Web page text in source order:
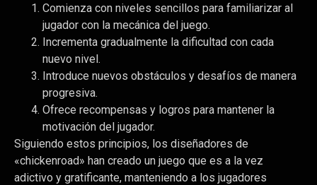
Comienza con niveles sencillos para familiarizar al
jugador con la mecánica del juego.
Incrementa gradualmente la dificultad con cada
nuevo nivel.
Introduce nuevos obstáculos y desafíos de manera
progresiva.
Ofrece recompensas y logros para mantener la
motivación del jugador.
Siguiendo estos principios, los diseñadores de
«chickenroad» han creado un juego que es a la vez
adictivo y gratificante, manteniendo a los jugadores